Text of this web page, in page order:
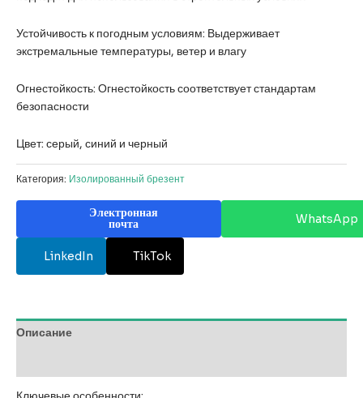
Устойчивость к погодным условиям: Выдерживает
экстремальные температуры, ветер и влагу
Огнестойкость: Огнестойкость соответствует стандартам
безопасности
Цвет: серый, синий и черный
Категория: Изолированный брезент
Электронная
почта
WhatsApp
LinkedIn TikTok
Описание